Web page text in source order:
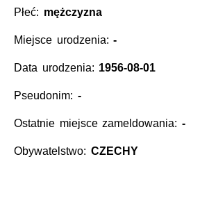
Płeć: mężczyzna
Miejsce urodzenia:-
Data urodzenia: 1956-08-01
Pseudonim: -
Ostatnie miejsce zameldowania: -
Obywatelstwo: CZECHY